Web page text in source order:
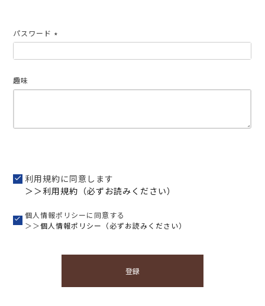
パスワード
須)
趣味
利用規約に同意します
＞＞利用規約（必ずお読みください）
個人情報ポリシーに同意する
＞＞個人情報ポリシー（必ずお読みください）
登録